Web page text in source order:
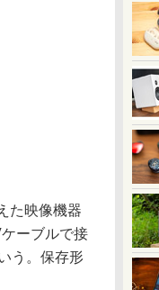
た映像機器
ーブルで接
う。保存形